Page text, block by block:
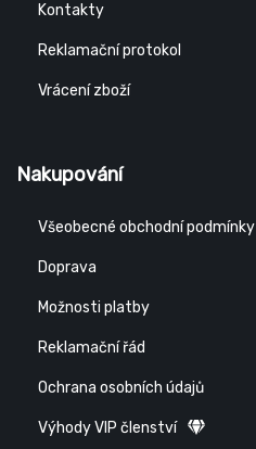
Kontakty
Reklamační protokol
Vrácení zboží
Nakupování
Všeobecné obchodní podmínky
Doprava
Možnosti platby
Reklamační řád
Ochrana osobních údajů
Výhody VIP členství